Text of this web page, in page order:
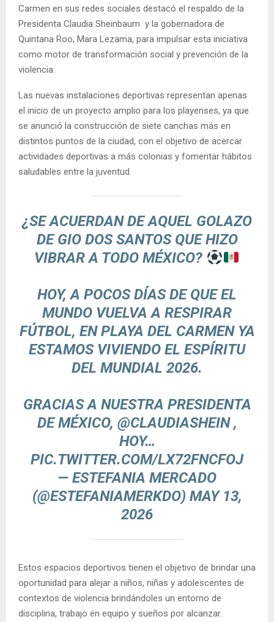
Carmen en sus redes sociales destacó el respaldo de la
Presidenta Claudia Sheinbaum y la gobernadora de
Quintana Roo, Mara Lezama, para impulsar esta iniciativa
como motor de transformación social y prevención de la
violencia.
Las nuevas instalaciones deportivas representan apenas
el inicio de un proyecto amplio para los playenses, ya que
se anunció la construcción de siete canchas más en
distintos puntos de la ciudad, con el objetivo de acercar
actividades deportivas a más colonias y fomentar hábitos
saludables entre la juventud.
¿SE ACUERDAN DE AQUEL GOLAZO
DE GIO DOS SANTOS QUE HIZO
VIBRAR A TODO MÉXICO?
HOY, A POCOS DÍAS DE QUE EL
MUNDO VUELVA A RESPIRAR
FÚTBOL, EN PLAYA DEL CARMEN YA
ESTAMOS VIVIENDO EL ESPÍRITU
DEL MUNDIAL 2026.
GRACIAS A NUESTRA PRESIDENTA
DE MÉXICO, @CLAUDIASHEIN,
HOY…
PIC.TWITTER.COM/LX72FNCFOJ
— ESTEFANIA MERCADO
(@ESTEFANIAMERKDO) MAY 13,
2026
Estos espacios deportivos tienen el objetivo de brindar una
oportunidad para alejar a niños, niñas y adolescentes de
contextos de violencia brindándoles un entorno de
disciplina, trabajo en equipo y sueños por alcanzar.